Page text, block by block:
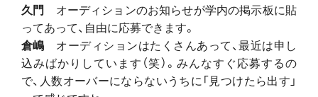
久門 オーディションのお知らせが学内の掲示板に貼
ってあって、自由に応募できます。
倉嶋 オーディションはたくさんあって、最近は申し
込みばかりしています（笑）。みんなすぐ応募するの
で、人数オーバーにならないうちに「見つけたら出す」